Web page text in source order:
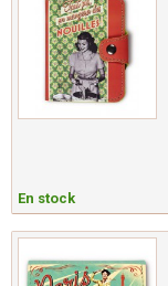
En stock